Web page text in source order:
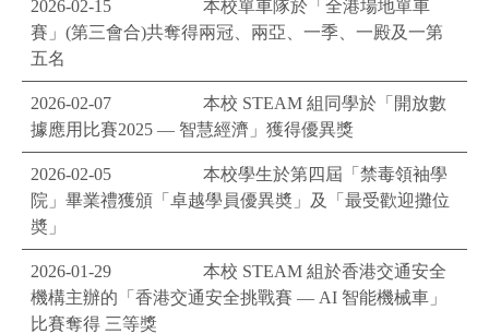
2026-02-15
本校單車隊於「全港場地單車
賽」(第三會合)共奪得兩冠、兩亞、一季、一殿及一第
五名
2026-02-07
本校 STEAM 組同學於「開放數
據應用比賽2025 — 智慧經濟」獲得優異獎
2026-02-05
本校學生於第四屆「禁毒領袖學
院」畢業禮獲頒「卓越學員優異奬」及「最受歡迎攤位
奬」
2026-01-29
本校 STEAM 組於香港交通安全
機構主辦的「香港交通安全挑戰賽 — AI 智能機械車」
比賽奪得 三等獎